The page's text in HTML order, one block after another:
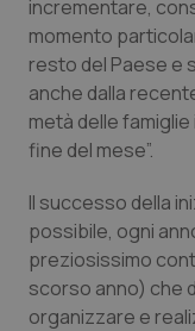
Quotidiano
Quotidiano
Rene &
Salute orale
incrementare,
momento
resto del Paese e
anche dalla
metà delle
fine del mese”.
Il successo della
possibile, ogni
preziosissimo
scorso anno) che
organizzare e